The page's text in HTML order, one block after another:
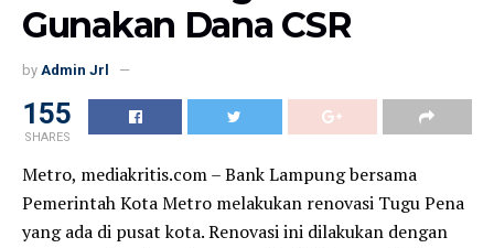
Gunakan Dana CSR
by Admin Jrl
155
SHARES
Metro, mediakritis.com – Bank Lampung bersama
Pemerintah Kota Metro melakukan renovasi Tugu Pena
yang ada di pusat kota. Renovasi ini dilakukan dengan